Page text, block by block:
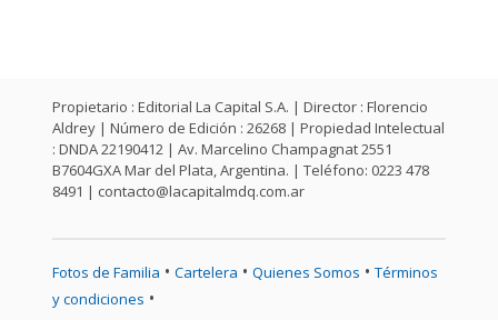
Propietario : Editorial La Capital S.A. | Director : Florencio
Aldrey | Número de Edición : 26268 | Propiedad Intelectual
: DNDA 22190412 | Av. Marcelino Champagnat 2551
B7604GXA Mar del Plata, Argentina. | Teléfono: 0223 478
8491 | contacto@lacapitalmdq.com.ar
Fotos de Familia • Cartelera • Quienes Somos • Términos
y condiciones •